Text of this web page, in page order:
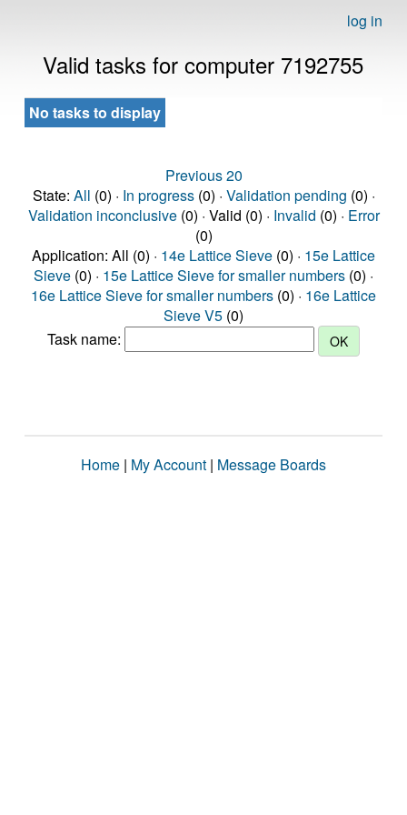
log in
Valid tasks for computer 7192755
No tasks to display
Previous 20
State: All (0) · In progress(0) · Validation pending (0) ·
Validation inconclusive(0) · Valid (0) · Invalid (0) · Error
(0)
Application: All (0) · 14e Lattice Sieve (0) · 15e Lattice
Sieve (0) · 15e Lattice Sieve for smaller numbers (0) ·
16e Lattice Sieve for smaller numbers (0) · 16e Lattice
Sieve V5 (0)
Task name:
Home | My Account | Message Boards